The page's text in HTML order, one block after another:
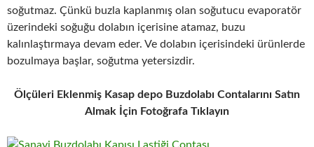
soğutmaz. Çünkü buzla kaplanmış olan soğutucu evaporatör
üzerindeki soğuğu dolabın içerisine atamaz, buzu
kalınlaştırmaya devam eder. Ve dolabın içerisindeki ürünlerde
bozulmaya başlar, soğutma yetersizdir.
Ölçüleri Eklenmiş Kasap depo Buzdolabı Contalarını Satın
Almak İçin Fotoğrafa Tıklayın